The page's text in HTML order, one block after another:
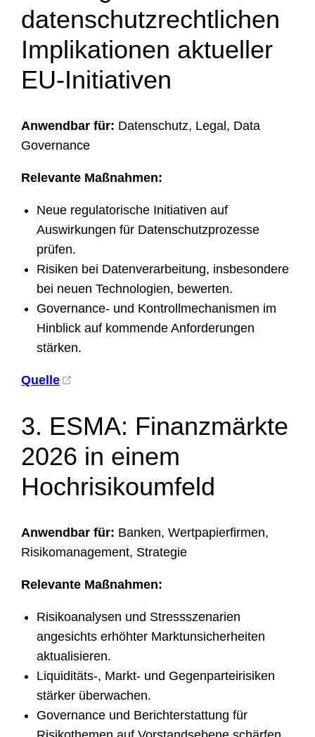
datenschutzrechtlichen
Implikationen aktueller
EU-Initiativen
Anwendbar für: Datenschutz, Legal, Data
Governance
Relevante Maßnahmen:
Neue regulatorische Initiativen auf
Auswirkungen für Datenschutzprozesse
prüfen.
Risiken bei Datenverarbeitung, insbesondere
bei neuen Technologien, bewerten.
Governance- und Kontrollmechanismen im
Hinblick auf kommende Anforderungen
stärken.
Quelle
3. ESMA: Finanzmärkte
2026 in einem
Hochrisikoumfeld
Anwendbar für: Banken, Wertpapierfirmen,
Risikomanagement, Strategie
Relevante Maßnahmen:
Risikoanalysen und Stressszenarien
angesichts erhöhter Marktunsicherheiten
aktualisieren.
Liquiditäts-, Markt- und Gegenparteirisiken
stärker überwachen.
Governance und Berichterstattung für